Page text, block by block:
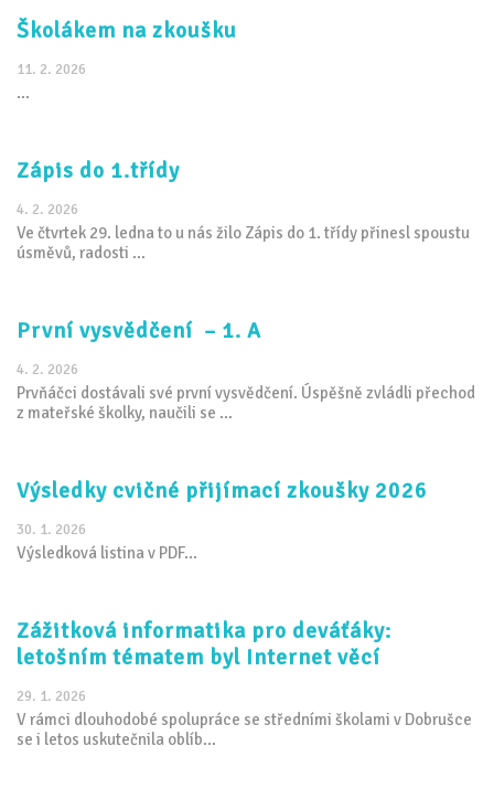
Školákem na zkoušku
11. 2. 2026
...
Zápis do 1.třídy
4. 2. 2026
Ve čtvrtek 29. ledna to u nás žilo Zápis do 1. třídy přinesl spoustu
úsměvů, radosti ...
První vysvědčení – 1. A
4. 2. 2026
Prvňáčci dostávali své první vysvědčení. Úspěšně zvládli přechod
z mateřské školky, naučili se ...
Výsledky cvičné přijímací zkoušky 2026
30. 1. 2026
Výsledková listina v PDF...
Zážitková informatika pro deváťáky:
letošním tématem byl Internet věcí
29. 1. 2026
V rámci dlouhodobé spolupráce se středními školami v Dobrušce
se i letos uskutečnila oblíb...